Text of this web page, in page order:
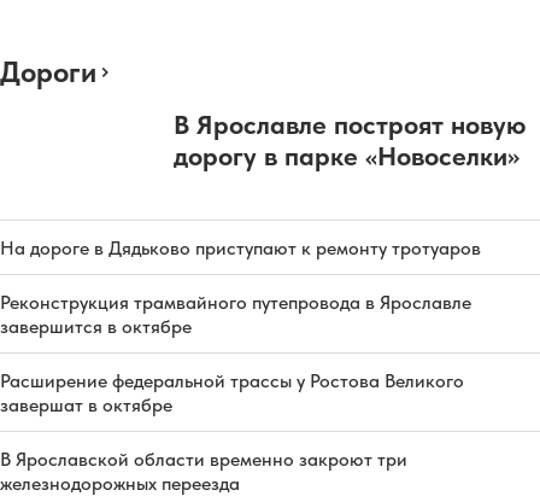
Дороги
В Ярославле построят новую
дорогу в парке «Новоселки»
На дороге в Дядьково приступают к ремонту тротуаров
Реконструкция трамвайного путепровода в Ярославле
завершится в октябре
Расширение федеральной трассы у Ростова Великого
завершат в октябре
В Ярославской области временно закроют три
железнодорожных переезда